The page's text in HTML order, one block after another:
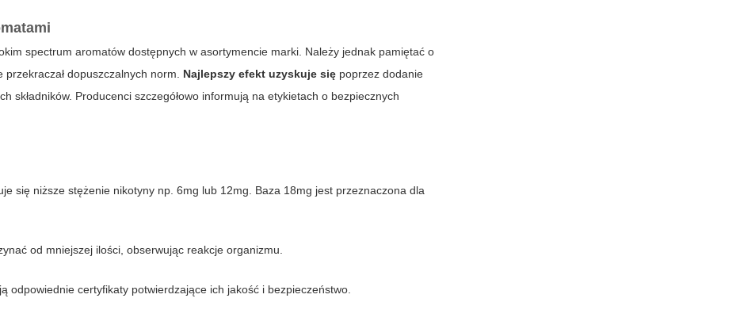
spectrum aromatów dostępnych w asortymencie marki. Należy jednak pamiętać o
dopuszczalnych norm. Najlepszy efekt uzyskuje się poprzez dodanie
składników. Producenci szczegółowo informują na etykietach o bezpiecznych
się niższe stężenie nikotyny np. 6mg lub 12mg. Baza 18mg jest przeznaczona dla
od mniejszej ilości, obserwując reakcje organizmu.
odpowiednie certyfikaty potwierdzające ich jakość i bezpieczeństwo.